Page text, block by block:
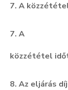
7. A
7. A
közzététel
8. Az eljárás